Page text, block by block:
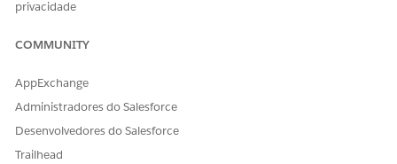
privacidade
COMMUNITY
AppExchange
Administradores do Salesforce
Desenvolvedores do Salesforce
Trailhead